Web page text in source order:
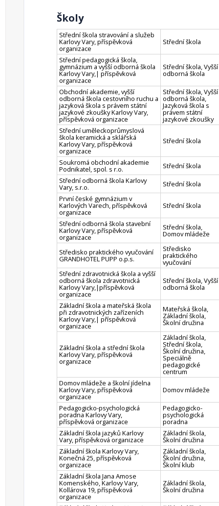
Školy
Střední škola stravování a služeb
Karlovy Vary, příspěvková
organizace
Střední škola
Střední pedagogická škola,
gymnázium a vyšší odborná škola
Karlovy Vary,| příspěvková
organizace
Střední škola, Vyšší
odborná škola
Obchodní akademie, vyšší
odborná škola cestovního ruchu a
jazyková škola s právem státní
jazykové zkoušky Karlovy Vary,
příspěvková organizace
Střední škola, Vyšší
odborná škola,
Jazyková škola s
právem státní
jazykové zkoušky
Střední uměleckoprůmyslová
škola keramická a sklářská
Karlovy Vary, příspěvková
organizace
Střední škola
Soukromá obchodní akademie
Podnikatel, spol. s r.o.
Střední škola
Střední odborná škola Karlovy
Vary, s.r.o.
Střední škola
První české gymnázium v
Karlových Varech, příspěvková
organizace
Střední škola
Střední odborná škola stavební
Karlovy Vary, příspěvková
organizace
Střední škola,
Domov mládeže
Středisko praktického vyučování
GRANDHOTEL PUPP o.p.s.
Středisko
praktického
vyučování
Střední zdravotnická škola a vyšší
odborná škola zdravotnická
Karlovy Vary,|příspěvková
organizace
Střední škola, Vyšší
odborná škola
Základní škola a mateřská škola
při zdravotnických zařízeních
Karlovy Vary,| příspěvková
organizace
Mateřská škola,
Základní škola,
Školní družina
Základní škola a střední škola
Karlovy Vary, příspěvková
organizace
Základní škola,
Střední škola,
Školní družina,
Speciálně
pedagogické
centrum
Domov mládeže a školní jídelna
Karlovy Vary, příspěvková
organizace
Domov mládeže
Pedagogicko-psychologická
poradna Karlovy Vary,
příspěvková organizace
Pedagogicko-
psychologická
poradna
Základní škola jazyků Karlovy
Vary, příspěvková organizace
Základní škola,
Školní družina
Základní škola Karlovy Vary,
Konečná 25, příspěvková
organizace
Základní škola,
Školní družina,
Školní klub
Základní škola Jana Amose
Komenského, Karlovy Vary,
Kollárova 19, příspěvková
organizace
Základní škola,
Školní družina